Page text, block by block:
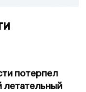
потерпел
летательный